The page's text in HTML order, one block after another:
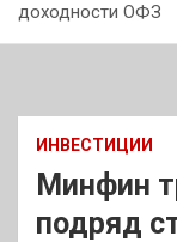
доходности ОФЗ
ИНВЕСТИЦИИ
Минфин
подряд